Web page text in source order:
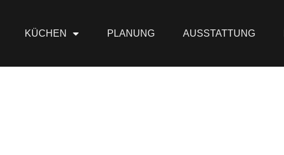
KÜCHEN PLANUNG AUSSTATTUNG